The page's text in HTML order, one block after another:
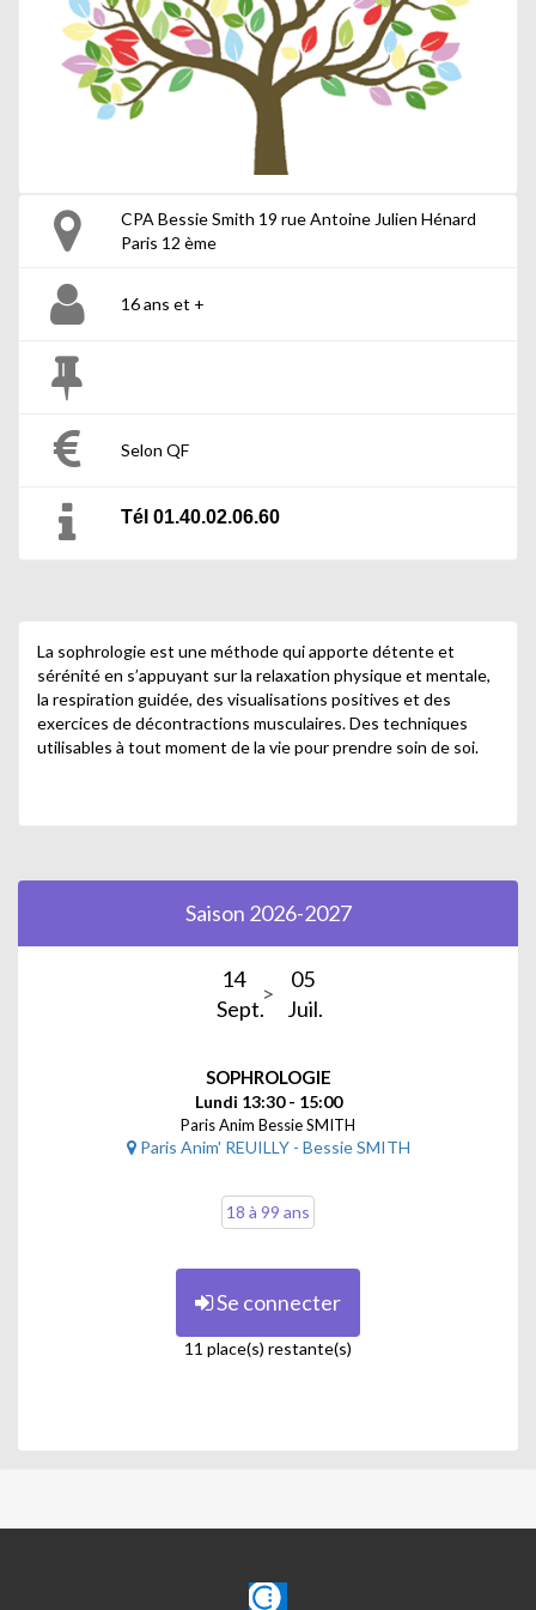
CPA Bessie Smith 19 rue Antoine Julien Hénard
Paris 12 ème
16 ans et +
Selon QF
Tél 01.40.02.06.60
La sophrologie est une méthode qui apporte détente et
sérénité en s’appuyant sur la relaxation physique et mentale,
la respiration guidée, des visualisations positives et des
exercices de décontractions musculaires. Des techniques
utilisables à tout moment de la vie pour prendre soin de soi.
Saison 2026-2027
14
Sept.
05
Juil.
SOPHROLOGIE
Lundi 13:30 - 15:00
Paris Anim Bessie SMITH
Paris Anim' REUILLY - Bessie SMITH
18 à 99 ans
Se connecter
11 place(s) restante(s)
CLAJE